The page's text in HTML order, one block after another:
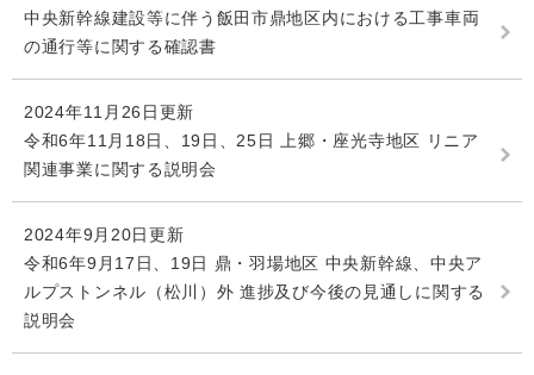
中央新幹線建設等に伴う飯田市鼎地区内における工事車両
の通行等に関する確認書
2024年11月26日更新
令和6年11月18日、19日、25日 上郷・座光寺地区 リニア
関連事業に関する説明会
2024年9月20日更新
令和6年9月17日、19日 鼎・羽場地区 中央新幹線、中央ア
ルプストンネル（松川）外 進捗及び今後の見通しに関する
説明会